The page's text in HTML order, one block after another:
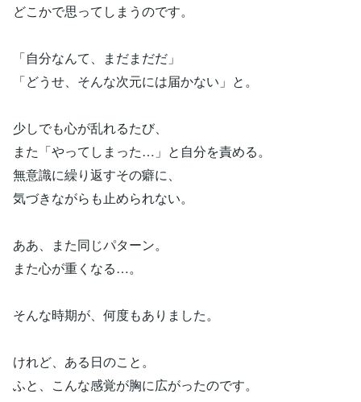
どこかで思ってしまうのです。
「自分なんて、まだまだだ」
「どうせ、そんな次元には届かない」と。
少しでも心が乱れるたび、
また「やってしまった…」と自分を責める。
無意識に繰り返すその癖に、
気づきながらも止められない。
ああ、また同じパターン。
また心が重くなる…。
そんな時期が、何度もありました。
けれど、ある日のこと。
ふと、こんな感覚が胸に広がったのです。